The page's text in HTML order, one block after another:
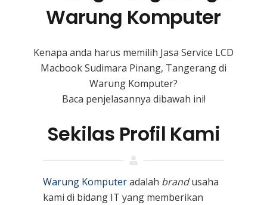
Warung Komputer
Kenapa anda harus memilih Jasa Service LCD
Macbook Sudimara Pinang, Tangerang di
Warung Komputer?
Baca penjelasannya dibawah ini!
Sekilas Profil Kami
Warung Komputeradalah brandusaha
kami di bidang IT yang memberikan